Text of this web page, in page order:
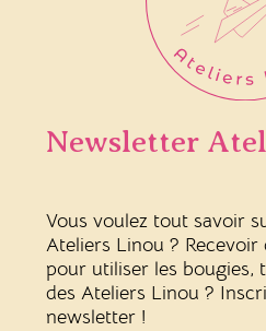
Newsletter
Vous voulez tout savoir
Ateliers Linou ? Recevoir
pour utiliser les bougies,
des Ateliers Linou ?
newsletter !